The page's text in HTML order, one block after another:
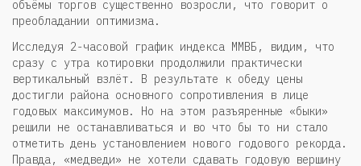
объёмы торгов существенно возросли, что говорит о
преобладании оптимизма.
Исследуя 2-часовой график индекса ММВБ, видим, что
сразу с утра котировки продолжили практически
вертикальный взлёт. В результате к обеду цены
достигли района основного сопротивления в лице
годовых максимумов. Но на этом разъяренные «быки»
решили не останавливаться и во что бы то ни стало
отметить день установлением нового годового рекорда.
Правда, «медведи» не хотели сдавать годовую вершину